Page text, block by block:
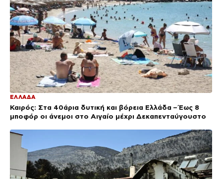
ΕΛΛΑΔΑ
Καιρός: Στα 40άρια δυτική και βόρεια Ελλάδα – Έως 8
μποφόρ οι άνεμοι στο Αιγαίο μέχρι Δεκαπενταύγουστο